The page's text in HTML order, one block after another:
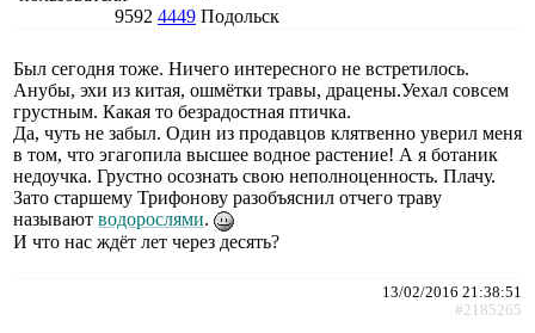
9592 4449 Подольск
Был сегодня тоже. Ничего интересного не встретилось.
Анубы, эхи из китая, ошмётки травы, драцены.Уехал совсем
грустным. Какая то безрадостная птичка.
Да, чуть не забыл. Один из продавцов клятвенно уверил меня
в том, что эгагопила высшее водное растение! А я ботаник
недоучка. Грустно осознать свою неполноценность. Плачу.
Зато старшему Трифонову разобъяснил отчего траву
называют водорослями.
И что нас ждёт лет через десять?
13/02/2016 21:38:51
#2185265